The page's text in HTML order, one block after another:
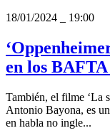
18/01/2024
19:00
en los
También, el filme ‘La
Antonio Bayona, es
en habla no ingle...